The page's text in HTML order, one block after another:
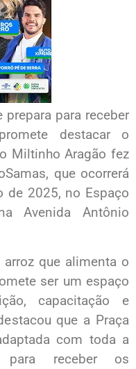
para receber
destacar o
Miltinho Aragão fez
que ocorrerá
de 2025, no Espaço
Avenida Antônio
que alimenta o
ser um espaço
capacitação e
que a Praça
com toda a
para receber os